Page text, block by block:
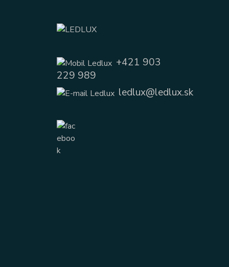
+421 903
229 989
ledlux@ledlux.sk